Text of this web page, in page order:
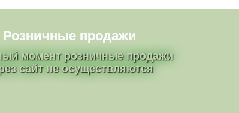
Розничные продажи
момент розничные продажи
сайт не осуществляются